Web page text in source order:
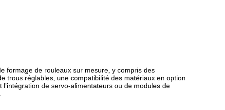
formage de rouleaux sur mesure, y compris des
trous réglables, une compatibilité des matériaux en option
de servo-alimentateurs ou de modules de